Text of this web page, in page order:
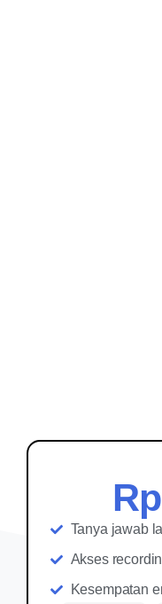
Tanya jawab
Akses
Kesempatan